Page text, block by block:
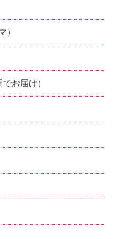
）
お届け）